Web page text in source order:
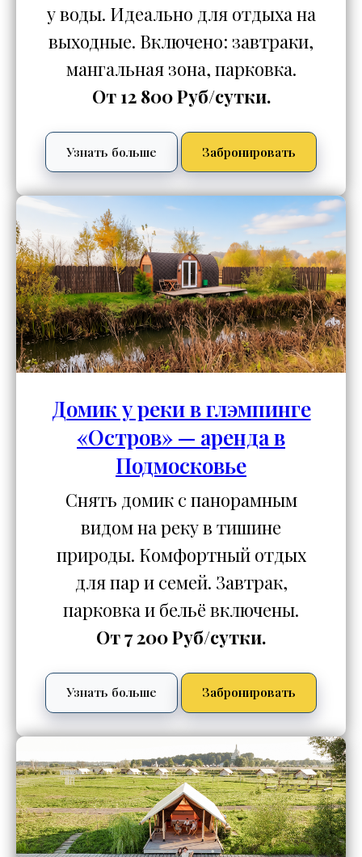
у воды. Идеально для отдыха на
выходные. Включено: завтраки,
мангальная зона, парковка.
От 12 800 Руб/сутки.
Узнать больше Забронировать
Домик у реки в глэмпинге
«Остров» — аренда в
Подмосковье
Снять домик с панорамным
видом на реку в тишине
природы. Комфортный отдых
для пар и семей. Завтрак,
парковка и бельё включены.
От 7 200 Руб/сутки.
Узнать больше Забронировать